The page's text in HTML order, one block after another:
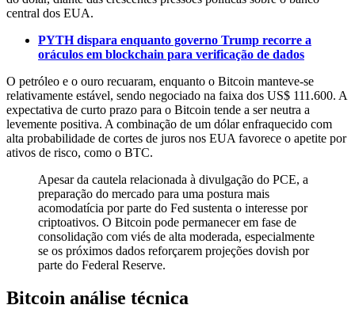
central dos EUA.
PYTH dispara enquanto governo Trump recorre a
oráculos em blockchain para verificação de dados
O petróleo e o ouro recuaram, enquanto o Bitcoin manteve-se
relativamente estável, sendo negociado na faixa dos US$ 111.600. A
expectativa de curto prazo para o Bitcoin tende a ser neutra a
levemente positiva. A combinação de um dólar enfraquecido com
alta probabilidade de cortes de juros nos EUA favorece o apetite por
ativos de risco, como o BTC.
Apesar da cautela relacionada à divulgação do PCE, a
preparação do mercado para uma postura mais
acomodatícia por parte do Fed sustenta o interesse por
criptoativos. O Bitcoin pode permanecer em fase de
consolidação com viés de alta moderada, especialmente
se os próximos dados reforçarem projeções dovish por
parte do Federal Reserve.
Bitcoin análise técnica